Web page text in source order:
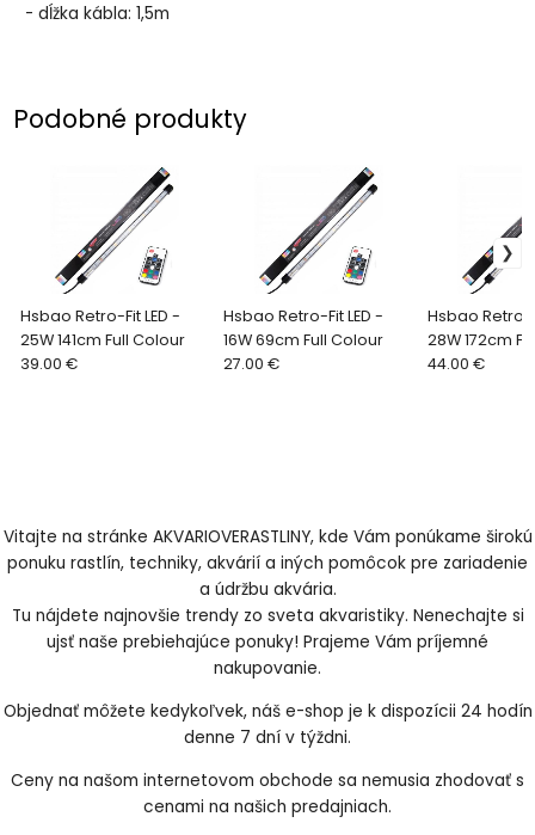
- dĺžka kábla: 1,5m
Podobné produkty
Hsbao Retro-Fit LED -
25W 141cm Full Colour
39.00 €
Hsbao Retro-Fit LED -
16W 69cm Full Colour
27.00 €
Hsbao Retro-
28W 172cm
44.00 €
Vitajte na stránke AKVARIOVERASTLINY, kde Vám ponúkame širokú
ponuku rastlín, techniky, akvárií a iných pomôcok pre zariadenie
a údržbu akvária.
Tu nájdete najnovšie trendy zo sveta akvaristiky. Nenechajte si
ujsť naše prebiehajúce ponuky! Prajeme Vám príjemné
nakupovanie.
Objednať môžete kedykoľvek, náš e-shop je k dispozícii 24 hodín
denne 7 dní v týždni.
Ceny na našom internetovom obchode sa nemusia zhodovať s
cenami na našich predajniach.